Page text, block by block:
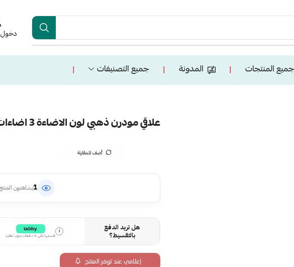
جميع المنتجات ❘ المدونة ❘ جميع التصنيفات ❘
علاقي مودرن ذهبي لون الاضاءة 3 اضاءات 48 واط
أضف للمقارنة
1يشاهدون
هل تريد الدفع
بالتقسيط؟
i
tabby
قسمها على 4 دفعات بدون تعقيد
إعلامي عند توفر المنتج